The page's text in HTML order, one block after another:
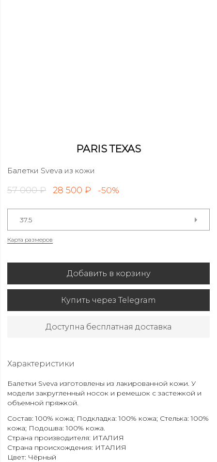
PARIS TEXAS
Балетки Sveva из кожи
57 000 ₽ 28 500 ₽ -50%
37.5
Карта размеров
Добавить в корзину
Купить через Telegram
Доступна бесплатная доставка
Характеристики
Балетки Sveva изготовлены из лакированной кожи. У
модели закругленный носок и ремешок с застежкой и
объемной пряжкой.
Состав: 100% кожа; Подкладка: 100% кожа; Стелька: 100%
кожа; Подошва: 100% кожа.
Страна производителя: ИТАЛИЯ
Страна происхождения: ИТАЛИЯ
Цвет: Чёрный